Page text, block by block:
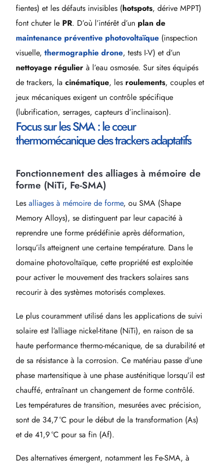
fientes) et les défauts invisibles (hotspots, dérive MPPT)
font chuter le PR. D’où l’intérêt d’un plan de
maintenance préventive photovoltaïque (inspection
visuelle,thermographie drone, tests I-V) et d’un
nettoyage régulier à l’eau osmosée. Sur sites équipés
de trackers, lacinématique, les roulements, couples et
jeux mécaniques exigent un contrôle spécifique
(lubrification, serrages, capteurs d’inclinaison).
Focus sur les SMA : le cœur
thermomécanique des trackers adaptatifs
Fonctionnement des alliages à mémoire de
forme (NiTi, Fe-SMA)
Lesalliages à mémoire de forme, ou SMA (Shape
Memory Alloys), se distinguent par leur capacité à
reprendre une forme prédéfinie après déformation,
lorsqu’ils atteignent une certaine température. Dans le
domaine photovoltaïque, cette propriété est exploitée
pour activer le mouvement des trackers solaires sans
recourir à des systèmes motorisés complexes.
Le plus couramment utilisé dans les applications de suivi
solaire est l’alliage nickel-titane (NiTi), en raison de sa
haute performance thermo-mécanique, de sa durabilité et
de sa résistance à la corrosion. Ce matériau passe d’une
phase martensitique à une phase austénitique lorsqu’il est
chauffé, entraînant un changement de forme contrôlé.
Les températures de transition, mesurées avec précision,
sont de 34,7 °C pour le début de la transformation (As)
et de 41,9 °C pour sa fin (Af).
Des alternatives émergent, notamment les Fe-SMA, à